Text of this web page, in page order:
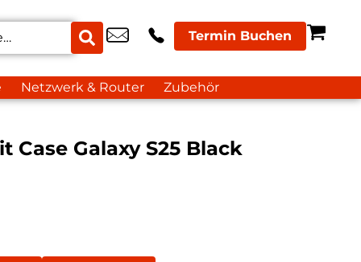
Termin Buchen
Netzwerk & Router Zubehör
Case Galaxy S25 Black